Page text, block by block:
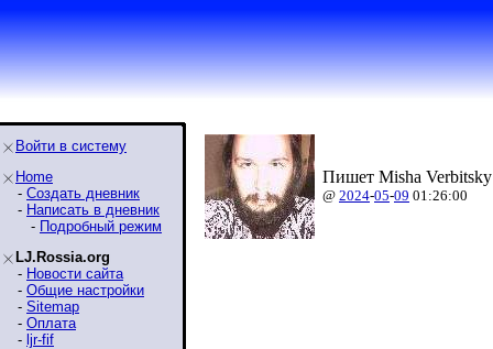
Войти в систему
Home
- Создать дневник
- Написать в дневник
- Подробный режим
LJ.Rossia.org
- Новости сайта
- Общие настройки
- Sitemap
- Оплата
- ljr-fif
Пишет Misha
@ 2024-05-09 01:26:00